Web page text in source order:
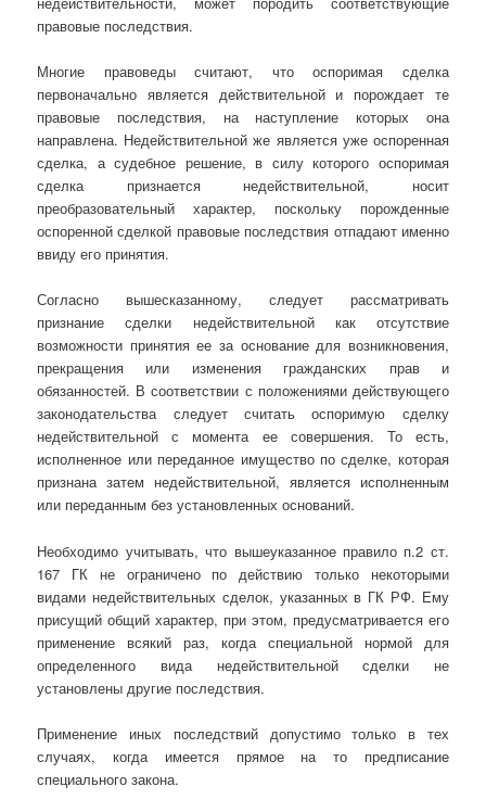
правовые последствия.
Многие правоведы считают, что оспоримая сделка
первоначально является действительной и порождает те
правовые последствия, на наступление которых она
направлена. Недействительной же является уже оспоренная
сделка, а судебное решение, в силу которого оспоримая
сделка признается недействительной, носит
преобразовательный характер, поскольку порожденные
оспоренной сделкой правовые последствия отпадают именно
ввиду его принятия.
Согласно вышесказанному, следует рассматривать
признание сделки недействительной как отсутствие
возможности принятия ее за основание для возникновения,
прекращения или изменения гражданских прав и
обязанностей. В соответствии с положениями действующего
законодательства следует считать оспоримую сделку
недействительной с момента ее совершения. То есть,
исполненное или переданное имущество по сделке, которая
признана затем недействительной, является исполненным
или переданным без установленных оснований.
Необходимо учитывать, что вышеуказанное правило п.2 ст.
167 ГК не ограничено по действию только некоторыми
видами недействительных сделок, указанных в ГК РФ. Ему
присущий общий характер, при этом, предусматривается его
применение всякий раз, когда специальной нормой для
определенного вида недействительной сделки не
установлены другие последствия.
Применение иных последствий допустимо только в тех
случаях, когда имеется прямое на то предписание
специального закона.